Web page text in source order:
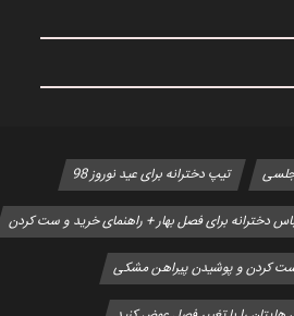
تیپ دخترانه برای عید نوروز 98
دخترانه برای فصل بهار + راهنمای خرید و ست کردن
ست کردن و پوشیدن پیراهن مشکی